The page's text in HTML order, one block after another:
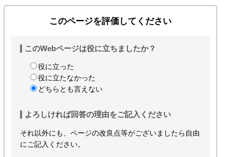
このページを評価してください
このWebページは役に立ちましたか？
役に立った
役に立たなかった
どちらとも言えない
よろしければ回答の理由をご記入ください
それ以外にも、ページの改良点等がございましたら自由
にご記入ください。